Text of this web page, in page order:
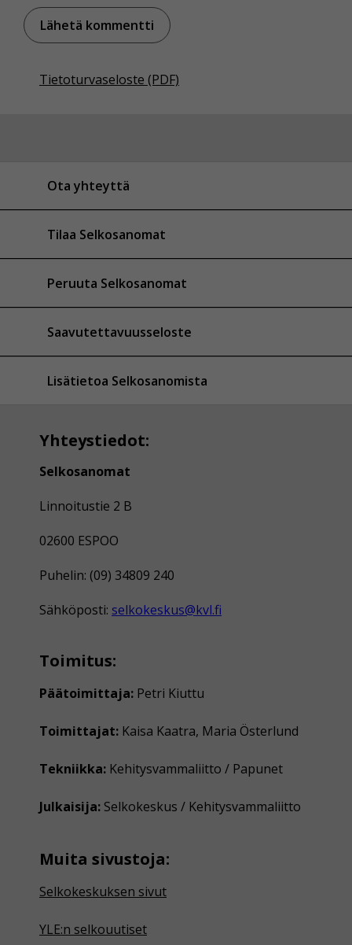
Tietoturvaseloste (PDF)
Ota yhteyttä
Tilaa Selkosanomat
Peruuta Selkosanomat
Saavutettavuusseloste
Lisätietoa Selkosanomista
Yhteystiedot:
Selkosanomat
Linnoitustie 2 B
02600 ESPOO
Puhelin: (09) 34809 240
Sähköposti: selkokeskus@kvl.fi
Toimitus:
Päätoimittaja: Petri Kiuttu
Toimittajat: Kaisa Kaatra, Maria Österlund
Tekniikka: Kehitysvammaliitto / Papunet
Julkaisija: Selkokeskus / Kehitysvammaliitto
Muita sivustoja:
Selkokeskuksen sivut
YLE:n selkouutiset